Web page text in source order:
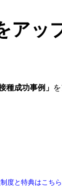
アッ
種成功事例 」
度と特典はこち